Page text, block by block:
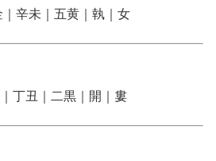
｜辛未｜五黄｜執｜女
｜丁丑｜二黒｜開｜婁